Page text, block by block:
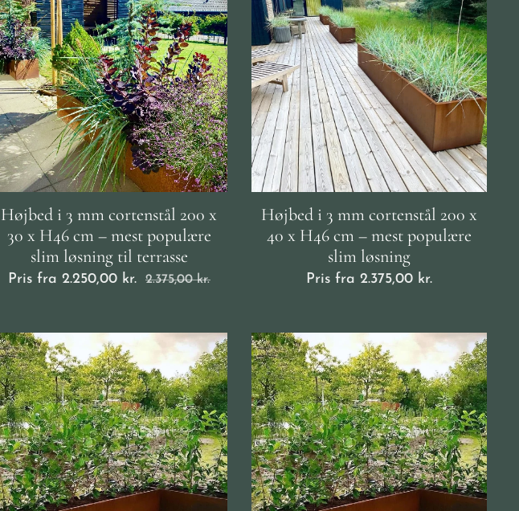
Højbed i 3 mm cortenstål 200 x
30 x H46 cm – mest populære
slim løsning til terrasse
Pris fra2.250,00 kr. 2.375,00kr.
Højbed i 3 mm cortenstål 200 x
40 x H46 cm – mest populære
slim løsning
Pris fra 2.375,00kr.